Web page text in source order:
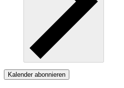
Kalender abonnieren